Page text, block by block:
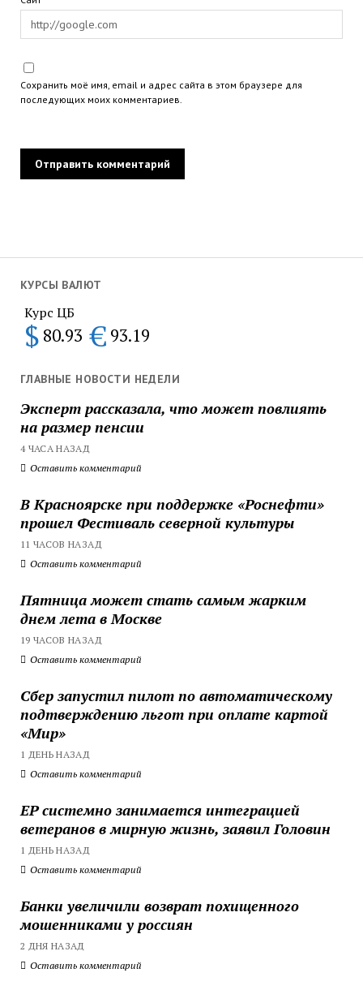
КУРСЫ ВАЛЮТ
Курс ЦБ
$ 80.93 € 93.19
ГЛАВНЫЕ НОВОСТИ НЕДЕЛИ
Эксперт рассказала, что может повлиять
на размер пенсии
4 ЧАСА НАЗАД
Оставить комментарий
В Красноярске при поддержке «Роснефти»
прошел Фестиваль северной культуры
11 ЧАСОВ НАЗАД
Оставить комментарий
Пятница может стать самым жарким
днем лета в Москве
19 ЧАСОВ НАЗАД
Оставить комментарий
Сбер запустил пилот по автоматическому
подтверждению льгот при оплате картой
«Мир»
1 ДЕНЬ НАЗАД
Оставить комментарий
ЕР системно занимается интеграцией
ветеранов в мирную жизнь, заявил Головин
1 ДЕНЬ НАЗАД
Оставить комментарий
Банки увеличили возврат похищенного
мошенниками у россиян
2 ДНЯ НАЗАД
Оставить комментарий
Сохранить моё имя, email и адрес сайта в этом браузере для
последующих моих комментариев.